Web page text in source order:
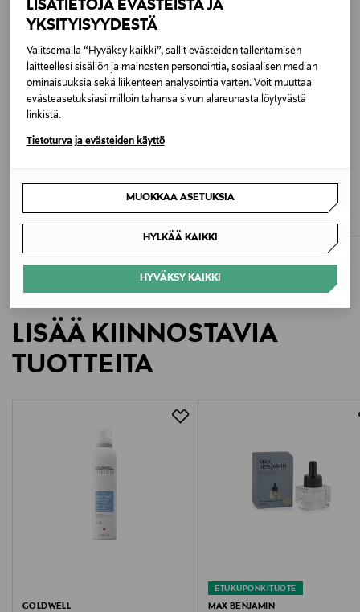
LISÄTIETOJA EVÄSTEISTÄ JA
YKSITYISYYDESTÄ
Valitsemalla “Hyväksy kaikki”, sallit evästeiden tallentamisen
laitteellesi sisällön ja mainosten personointia, sosiaalisen median
ominaisuuksia sekä liikenteen analysointia varten. Voit muuttaa
evästeasetuksiasi milloin tahansa sivun alareunasta löytyvästä
linkistä.
Tietoturva ja evästeiden käyttö
MUOKKAA ASETUKSIA
HYLKÄÄ KAIKKI
HYVÄKSY KAIKKI
Väri
200 CARAMEL
Koko
ONE
Tory Burch Europe Sàrl
Avenue de la Gare 50, 1003 Lausanne, Switzerland
customercare@toryburch.com
Tory Burch, olkalaukku, mokkanahka, laukku, asuste,
1 195,00 € 595,00 €
LISÄÄ KIINNOSTAVIA
TUOTTEITA
GOLDWELL
ETUKUPONKITUOTE
MAX BENJAMIN